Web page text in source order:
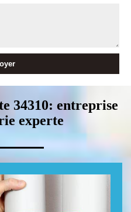
34310: entreprise
experte